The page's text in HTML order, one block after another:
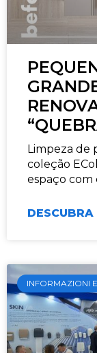
Limpeza de
coleção
espaço com
DESCUBRA
INFORMAZIONI